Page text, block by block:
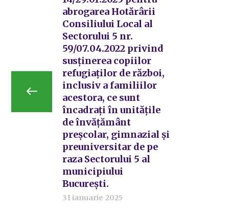
abrogarea Hotărârii
Consiliului Local al
Sectorului 5 nr.
59/07.04.2022 privind
susținerea copiilor
refugiaților de război,
inclusiv a familiilor
acestora, ce sunt
încadrați în unitățile
de învățământ
preșcolar, gimnazial și
preuniversitar de pe
raza Sectorului 5 al
municipiului
București.
31 ianuarie 2025